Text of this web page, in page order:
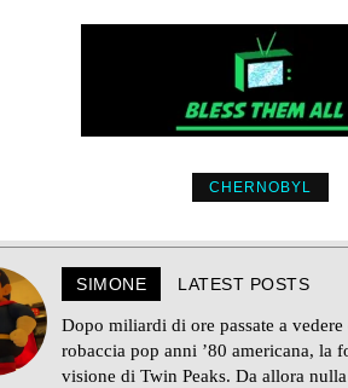
CHERNOBYL
SIMONE LATEST POSTS
Dopo miliardi di ore passate a
robaccia pop anni ’80 americana, la
visione di Twin Peaks. Da allora